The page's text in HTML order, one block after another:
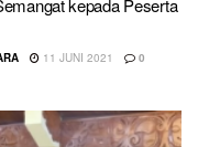
11 JUNI 2021 0